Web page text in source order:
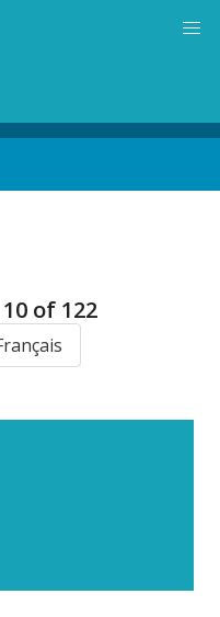
of 122